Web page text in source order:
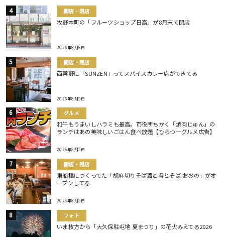
開店・閉店
牧野本町の「フルーツショップ日高」が8月末で閉店
2026年8月6日
開店・閉店
西禁野に「SUNZEN」ってスパイスカレー店ができてる
2026年8月5日
グルメ
和牛もうまいしハラミも最高。市役所ちかく「焼肉じゅん」の
ランチはあの美味しいごはん食べ放題【ひらつーグルメ広告】
2026年8月5日
開店・閉店
東船橋につくってた「胡麻切りそば酒と肴とそば おおの」がオ
ープンしてる
2026年8月5日
フォト
いま枚方から「大久保駐屯地 夏まつり」の花火みえてる2026